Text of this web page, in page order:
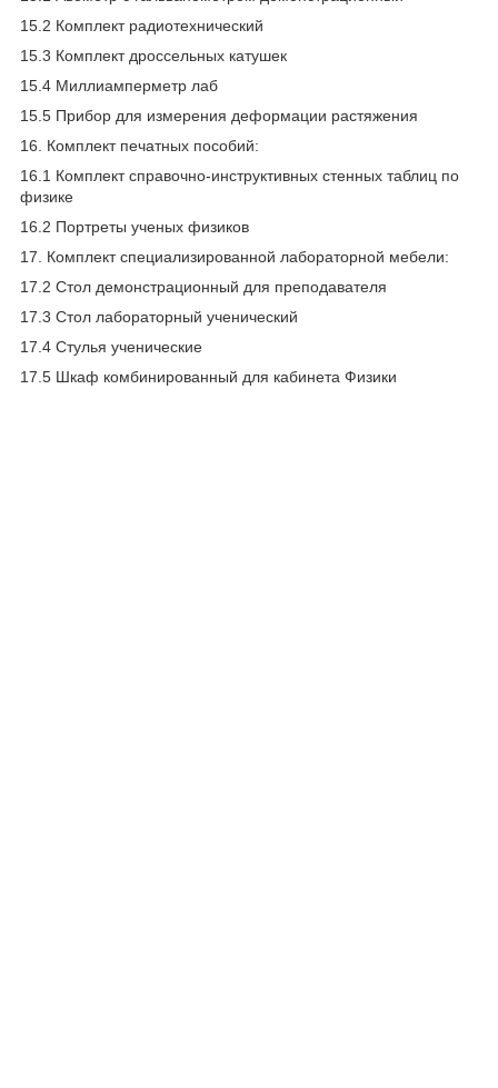
15.2 Комплект радиотехнический
15.3 Комплект дроссельных катушек
15.4 Миллиамперметр лаб
15.5 Прибор для измерения деформации растяжения
16. Комплект печатных пособий:
16.1 Комплект справочно-инструктивных стенных таблиц по
физике
16.2 Портреты ученых физиков
17. Комплект специализированной лабораторной мебели:
17.2 Стол демонстрационный для преподавателя
17.3 Стол лабораторный ученический
17.4 Стулья ученические
17.5 Шкаф комбинированный для кабинета Физики